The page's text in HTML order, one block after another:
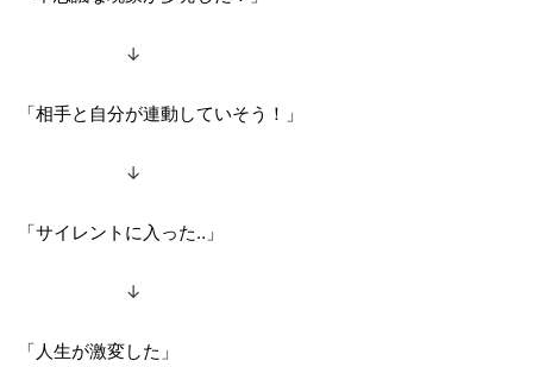
↓
「相手と自分が連動していそう！」
↓
「サイレントに入った‥」
↓
「人生が激変した」